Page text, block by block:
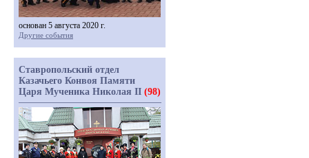
основан 5 августа 2020 г.
Другие события
Ставропольский отдел
Казачьего Конвоя Памяти
Царя Мученика Николая II (98)